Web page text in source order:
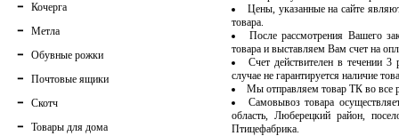
Кочерга
Метла
Обувные рожки
Почтовые ящики
Скотч
Товары для дома
Цены, указанные на сайте
товара.
После рассмотрения Вашего
товара и выставляем Вам счет на
Счет действителен в течении
случае не гарантируется наличие
Мы отправляем товар ТК во
Самовывоз товара
область, Люберецкий район,
Птицефабрика.